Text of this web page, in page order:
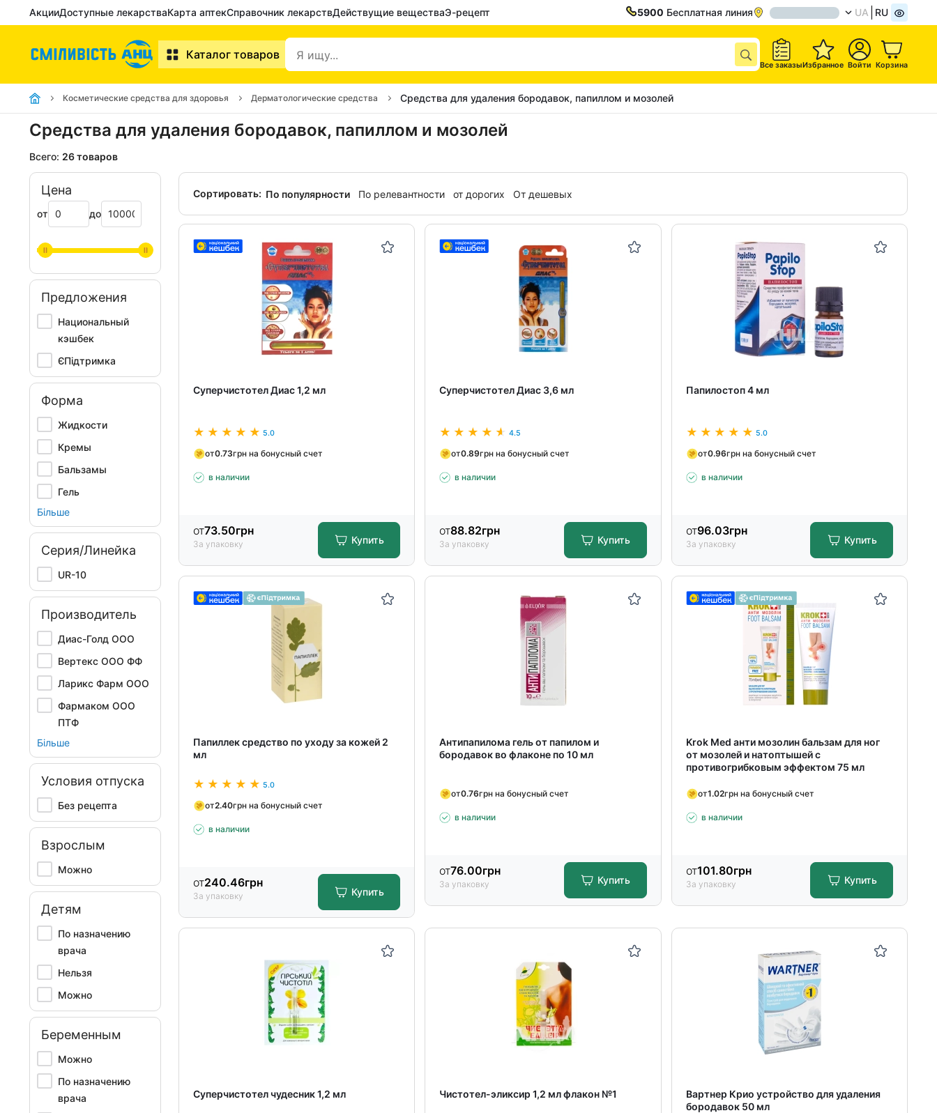
АкцииДоступные лекарстваКарта аптекСправочник лекарствДействущие веществаЭ-рецепт 5900 Бесплатная линия UA RU
Каталог товаров
Все заказыИзбранное Войти Корзина
Косметические средства для здоровья Дерматологические средства Средства для удаления бородавок, папиллом и мозолей
Средства для удаления бородавок, папиллом и мозолей
Всего: 26 товаров
Цена
от до
Предложения
Национальный
кэшбек
ЄПідтримка
Форма
Жидкости
Кремы
Бальзамы
Гель
Більше
Серия/Линейка
UR-10
Производитель
Диас-Голд ООО
Вертекс ООО ФФ
Ларикс Фарм ООО
Фармаком ООО
ПТФ
Більше
Условия отпуска
Без рецепта
Взрослым
Можно
Детям
По назначению
врача
Нельзя
Можно
Беременным
Можно
По назначению
врача
Сортировать: По популярности По релевантности от дорогих От дешевых
Суперчистотел Диас 1,2 мл
5.0
от0.73грн на бонусный счет
в наличии
от73.50грн
За упаковку Купить
Суперчистотел Диас 3,6 мл
4.5
от0.89грн на бонусный счет
в наличии
от88.82грн
За упаковку Купить
Папилостоп 4 мл
5.0
от0.96грн на бонусный счет
в наличии
от96.03грн
За упаковку Купить
Папиллек средство по уходу за кожей 2
мл
5.0
от2.40грн на бонусный счет
в наличии
от240.46грн
За упаковку Купить
Антипапилома гель от папилом и
бородавок во флаконе по 10 мл
от0.76грн на бонусный счет
в наличии
от76.00грн
За упаковку Купить
Krok Med анти мозолин бальзам для ног
от мозолей и натоптышей с
противогрибковым эффектом 75 мл
от1.02грн на бонусный счет
в наличии
от101.80грн
За упаковку Купить
Суперчистотел чудесник 1,2 мл Чистотел-эликсир 1,2 мл флакон №1
Вартнер Крио устройство для удаления
бородавок 50 мл